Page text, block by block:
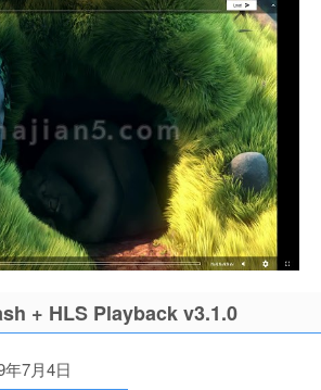
+ HLS Playback v3.1.0
年7月4日